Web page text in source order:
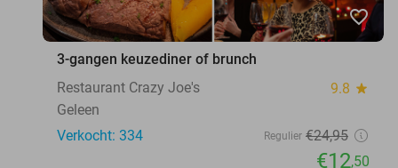
favorite_border
3-gangen keuzediner of brunch
Restaurant Crazy Joe's
9.8 star
Geleen
Verkocht: 334
Regulier €24,95
€12,50